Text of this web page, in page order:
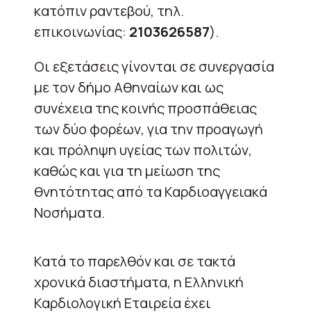
κατόπιν ραντεβού, τηλ.
επικοινωνίας: 2103626587).
Οι εξετάσεις γίνονται σε συνεργασία
με τον δήμο Αθηναίων και ως
συνέχεια της κοινής προσπάθειας
των δύο φορέων, για την προαγωγή
και πρόληψη υγείας των πολιτών,
καθώς και για τη μείωση της
θνητότητας από τα Καρδιοαγγειακά
Νοσήματα.
Κατά το παρελθόν και σε τακτά
χρονικά διαστήματα, η Ελληνική
Καρδιολογική Εταιρεία έχει